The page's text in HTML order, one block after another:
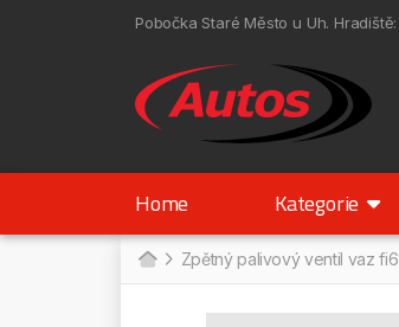
Pobočka Staré Město u Uh. Hradiště:
Home Kategorie
Zpětný palivový ventil vaz fi6